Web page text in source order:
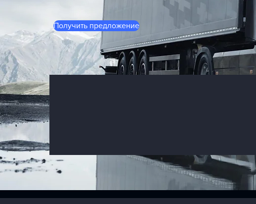
Получить предложение